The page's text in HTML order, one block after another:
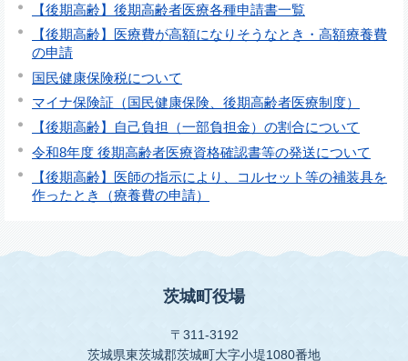
【後期高齢】後期高齢者医療各種申請書一覧
【後期高齢】医療費が高額になりそうなとき・高額療養費
の申請
国民健康保険税について
マイナ保険証（国民健康保険、後期高齢者医療制度）
【後期高齢】自己負担（一部負担金）の割合について
令和8年度 後期高齢者医療資格確認書等の発送について
【後期高齢】医師の指示により、コルセット等の補装具を
作ったとき（療養費の申請）
茨城町役場
〒311-3192
茨城県東茨城郡茨城町大字小堤1080番地